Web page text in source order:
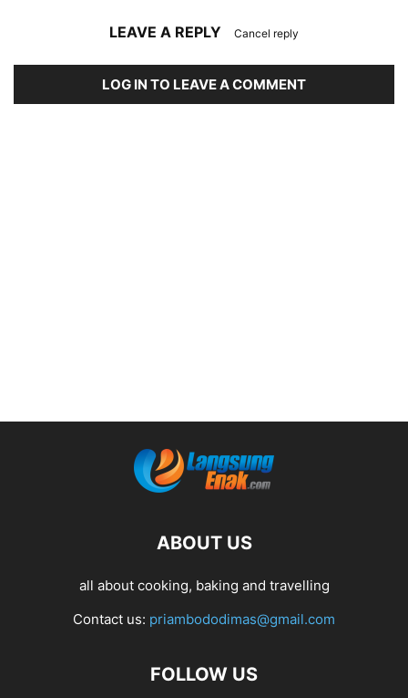
LEAVE A REPLY Cancel reply
LOG IN TO LEAVE A COMMENT
ABOUT US
all about cooking, baking and travelling
Contact us: priambododimas@gmail.com
FOLLOW US